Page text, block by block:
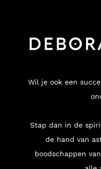
Wil je ook een
Stap dan in de
de hand van
boodschappen